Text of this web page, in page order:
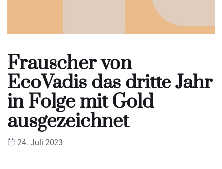
Frauscher von
EcoVadis das dritte Jahr
in Folge mit Gold
ausgezeichnet
24. Juli 2023